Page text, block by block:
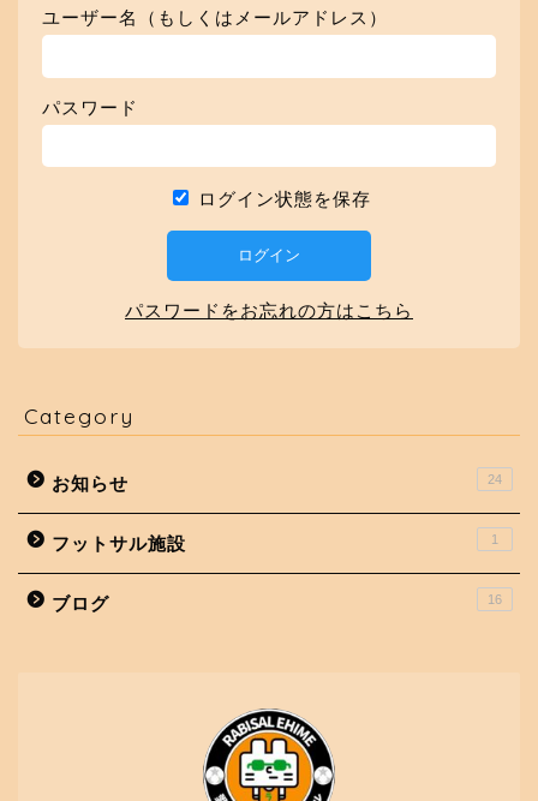
ユーザー名（もしくはメールアドレス）
パスワード
ログイン状態を保存
パスワードをお忘れの方はこちら
Category
お知らせ 24
フットサル施設 1
ブログ 16